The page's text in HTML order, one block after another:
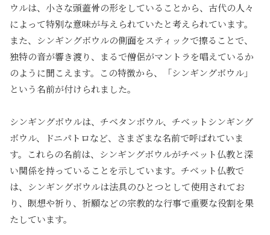
ウルは、小さな頭蓋骨の形をしていることから、古代の人々
によって特別な意味が与えられていたと考えられています。
また、シンギングボウルの側面をスティックで擦ることで、
独特の音が響き渡り、まるで僧侶がマントラを唱えているか
のように聞こえます。この特徴から、「シンギングボウル」
という名前が付けられました。
シンギングボウルは、チベタンボウル、チベットシンギング
ボウル、ドニパトロなど、さまざまな名前で呼ばれていま
す。これらの名前は、シンギングボウルがチベット仏教と深
い関係を持っていることを示しています。チベット仏教で
は、シンギングボウルは法具のひとつとして使用されてお
り、瞑想や祈り、祈願などの宗教的な行事で重要な役割を果
たしています。